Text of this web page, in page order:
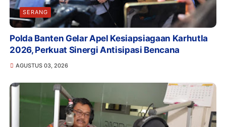
SERANG
Polda Banten Gelar Apel Kesiapsiagaan Karhutla
2026, Perkuat Sinergi Antisipasi Bencana
AGUSTUS 03, 2026